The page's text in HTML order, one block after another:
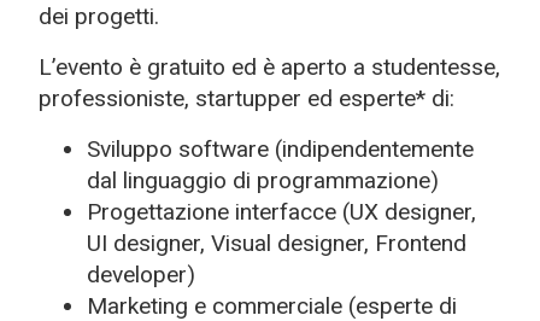
dei progetti.
L’evento è gratuito ed è aperto a studentesse,
professioniste, startupper ed esperte* di:
Sviluppo software (indipendentemente
dal linguaggio di programmazione)
Progettazione interfacce (UX designer,
UI designer, Visual designer, Frontend
developer)
Marketing e commerciale (esperte di